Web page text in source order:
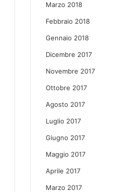
Marzo 2018
Febbraio 2018
Gennaio 2018
Dicembre 2017
Novembre 2017
Ottobre 2017
Agosto 2017
Luglio 2017
Giugno 2017
Maggio 2017
Aprile 2017
Marzo 2017